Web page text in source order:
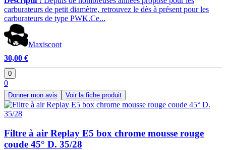
carburateurs de petit diamètre, retrouvez le dès à présent pour les
carburateurs de type PWK.Ce...
Maxiscoot
30,00 €
0
0
Donner mon avis Voir la fiche produit
Filtre à air Replay E5 box chrome mousse rouge
coude 45° D. 35/28